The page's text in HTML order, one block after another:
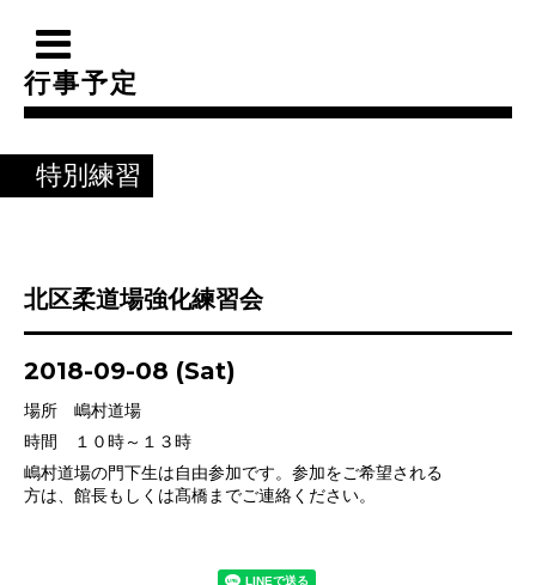
行事予定
特別練習
北区柔道場強化練習会
2018-09-08 (Sat)
場所 嶋村道場
時間 １０時～１３時
嶋村道場の門下生は自由参加です。参加をご希望される
方は、館長もしくは髙橋までご連絡ください。